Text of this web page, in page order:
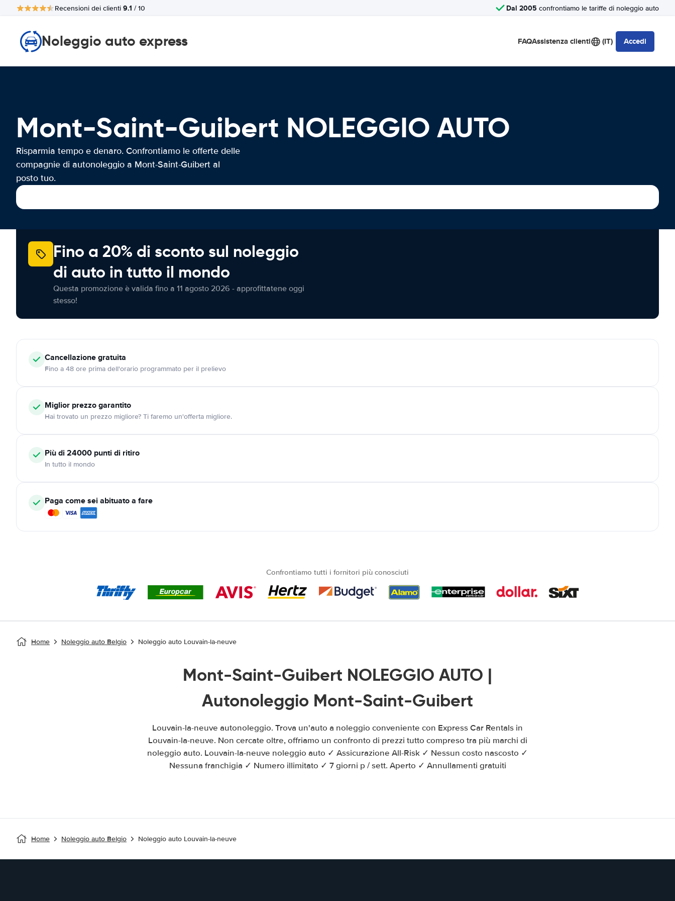
Recensioni dei clienti 9.1 / 10 Dal 2005 confrontiamo le tariffe di noleggio auto
Noleggio auto express FAQAssistenza clienti (IT) Accedi
Mont-Saint-Guibert NOLEGGIO AUTO
Risparmia tempo e denaro. Confrontiamo le offerte delle
compagnie di autonoleggio a Mont-Saint-Guibert al
posto tuo.
Fino a 20% di sconto sul noleggio
di auto in tutto il mondo
Questa promozione è valida fino a 11 agosto 2026 - approfittatene oggi
stesso!
Cancellazionegratuita
Fino a 48 ore prima dell'orario programmato per il prelievo
Miglior prezzo garantito
Hai trovato un prezzo migliore? Ti faremo un'offerta migliore.
Più di 24000 punti di ritiro
In tutto il mondo
Paga come sei abituato a fare
Confrontiamo tutti i fornitori più conosciuti
Home Noleggio auto Belgio Noleggio auto Louvain-la-neuve
Mont-Saint-Guibert NOLEGGIO AUTO |
Autonoleggio Mont-Saint-Guibert
Louvain-la-neuve autonoleggio. Trova un'auto a noleggio conveniente con Express Car Rentals in
Louvain-la-neuve. Non cercate oltre, offriamo un confronto di prezzi tutto compreso tra più marchi di
noleggio auto. Louvain-la-neuve noleggio auto ✓ Assicurazione All-Risk ✓ Nessun costo nascosto ✓
Nessuna franchigia ✓ Numero illimitato ✓ 7 giorni p / sett. Aperto ✓ Annullamenti gratuiti
Home Noleggio auto Belgio Noleggio auto Louvain-la-neuve